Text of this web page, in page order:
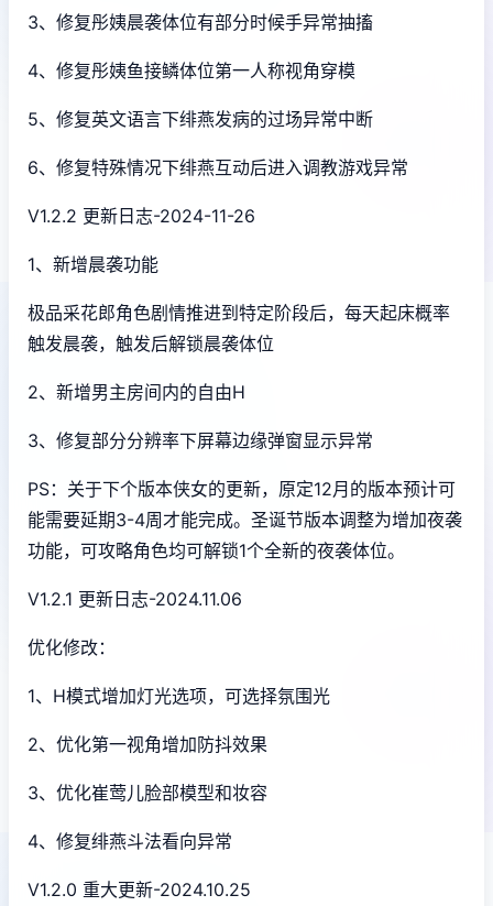
3、修复彤姨晨袭体位有部分时候手异常抽搐
4、修复彤姨鱼接鳞体位第一人称视角穿模
5、修复英文语言下绯燕发病的过场异常中断
6、修复特殊情况下绯燕互动后进入调教游戏异常
V1.2.2 更新日志-2024-11-26
1、新增晨袭功能
极品采花郎角色剧情推进到特定阶段后，每天起床概率
触发晨袭，触发后解锁晨袭体位
2、新增男主房间内的自由H
3、修复部分分辨率下屏幕边缘弹窗显示异常
PS：关于下个版本侠女的更新，原定12月的版本预计可
能需要延期3-4周才能完成。圣诞节版本调整为增加夜袭
功能，可攻略角色均可解锁1个全新的夜袭体位。
V1.2.1 更新日志-2024.11.06
优化修改：
1、H模式增加灯光选项，可选择氛围光
2、优化第一视角增加防抖效果
3、优化崔莺儿脸部模型和妆容
4、修复绯燕斗法看向异常
V1.2.0 重大更新-2024.10.25